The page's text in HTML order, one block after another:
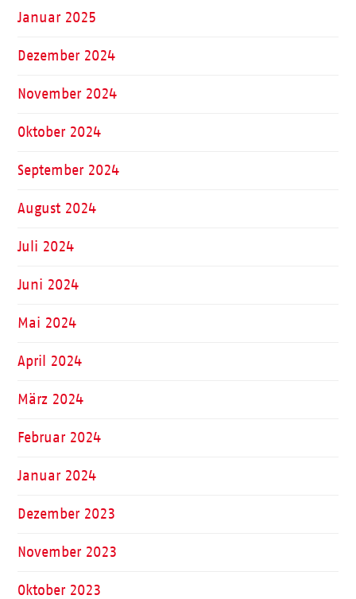
Januar 2025
Dezember 2024
November 2024
Oktober 2024
September 2024
August 2024
Juli 2024
Juni 2024
Mai 2024
April 2024
März 2024
Februar 2024
Januar 2024
Dezember 2023
November 2023
Oktober 2023